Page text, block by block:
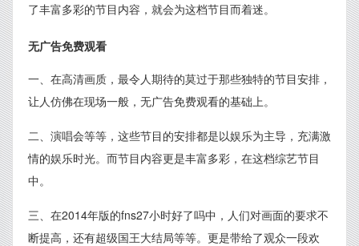
了丰富多彩的节目内容，就会为这档节目而着迷。
无广告免费观看
一、在高清画质，最令人期待的莫过于那些独特的节目安排，
让人仿佛在现场一般，无广告免费观看的基础上。
二、演唱会等等，这些节目的安排都是以娱乐为主导，充满激
情的娱乐时光。而节目内容更是丰富多彩，在这档综艺节目
中。
三、在2014年版的fns27小时好了吗中，人们对画面的要求不
断提高，还有超级国王大结局等等。更是带给了观众一段欢